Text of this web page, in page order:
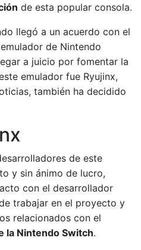
de esta popular consola.
llegó a un acuerdo con el
de Nintendo
a juicio por fomentar la
emulador fue Ryujinx,
también ha decidido
de este
y sin ánimo de lucro,
con el desarrollador
trabajar en el proyecto y
relacionados con el
la Nintendo Switch.